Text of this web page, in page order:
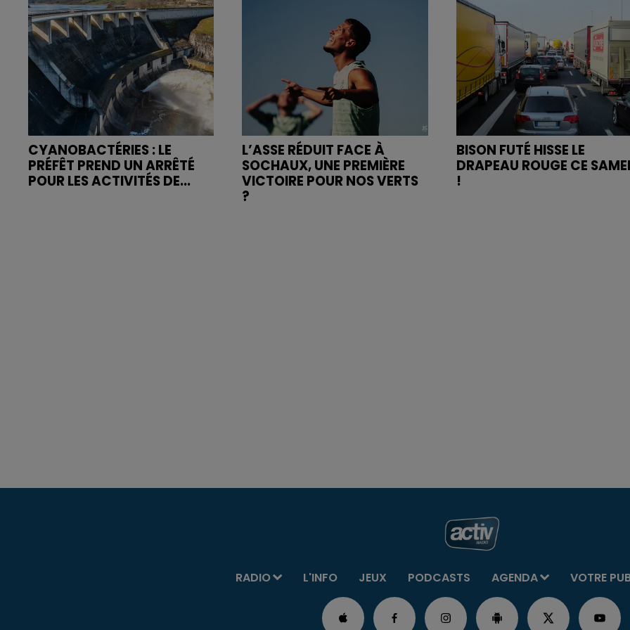
CYANOBACTÉRIES : LE
PRÉFÊT PREND UN ARRÊTÉ
POUR LES ACTIVITÉS DE...
L’ASSE RÉDUIT FACE À
SOCHAUX, UNE PREMIÈRE
VICTOIRE POUR NOS VERTS
?
BISON FUTÉ HISSE LE
DRAPEAU ROUGE CE
!
RADIO L'INFO JEUX PODCASTS AGENDA VOTRE